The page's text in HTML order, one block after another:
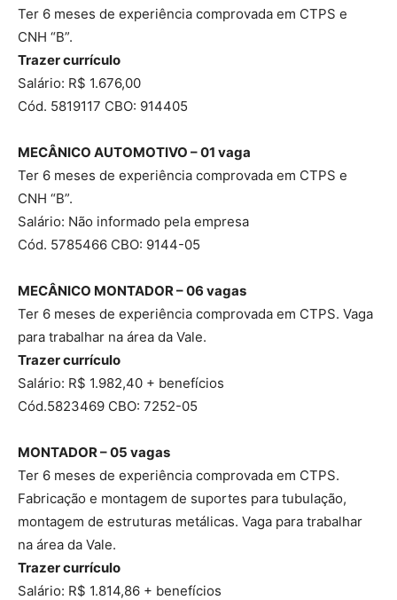
Ter 6 meses de experiência comprovada em CTPS e
CNH “B”.
Trazer currículo
Salário: R$ 1.676,00
Cód. 5819117 CBO: 914405
MECÂNICO AUTOMOTIVO – 01 vaga
Ter 6 meses de experiência comprovada em CTPS e
CNH “B”.
Salário: Não informado pela empresa
Cód. 5785466 CBO: 9144-05
MECÂNICO MONTADOR – 06 vagas
Ter 6 meses de experiência comprovada em CTPS. Vaga
para trabalhar na área da Vale.
Trazer currículo
Salário: R$ 1.982,40 + benefícios
Cód.5823469 CBO: 7252-05
MONTADOR – 05 vagas
Ter 6 meses de experiência comprovada em CTPS.
Fabricação e montagem de suportes para tubulação,
montagem de estruturas metálicas. Vaga para trabalhar
na área da Vale.
Trazer currículo
Salário: R$ 1.814,86 + benefícios